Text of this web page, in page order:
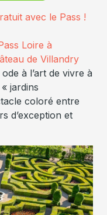
avec le Pass !
Loire à
de Villandry
à l’art de vivre à
jardins
coloré entre
d’exception et